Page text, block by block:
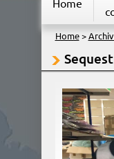
Home
Home>